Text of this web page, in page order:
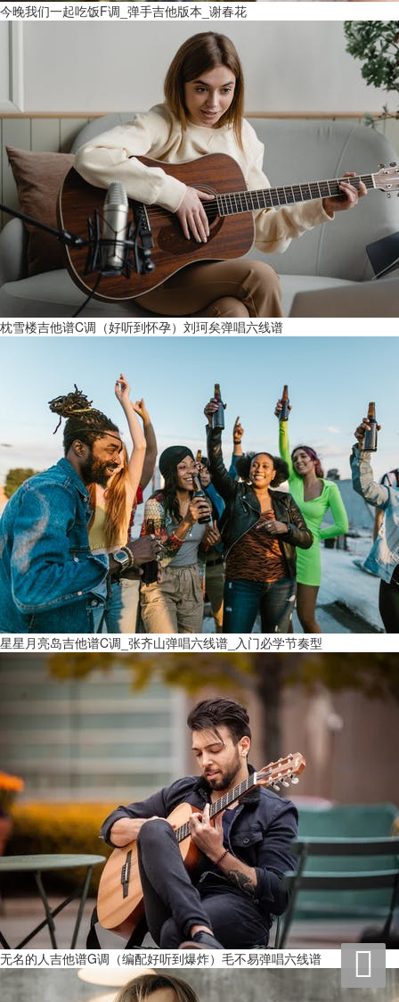
今晚我们一起吃饭F调_弹手吉他版本_谢春花
枕雪楼吉他谱C调（好听到怀孕）刘珂矣弹唱六线谱
星星月亮岛吉他谱C调_张齐山弹唱六线谱_入门必学节奏型
无名的人吉他谱G调（编配好听到爆炸）毛不易弹唱六线谱 